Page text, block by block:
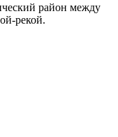
район между
рекой.